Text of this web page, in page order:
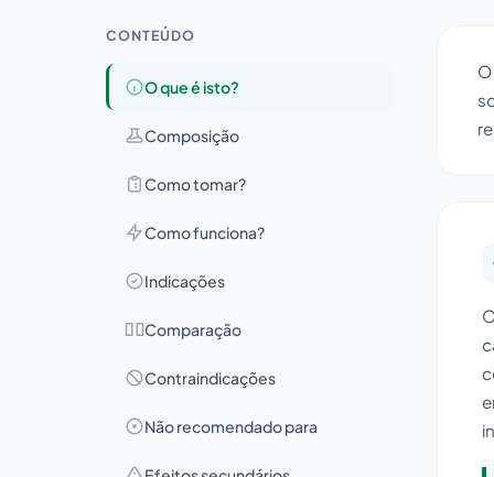
CONTEÚDO
O que é isto?
Composição
Como tomar?
Como funciona?
Indicações
Comparação
Contraindicações
Não recomendado para